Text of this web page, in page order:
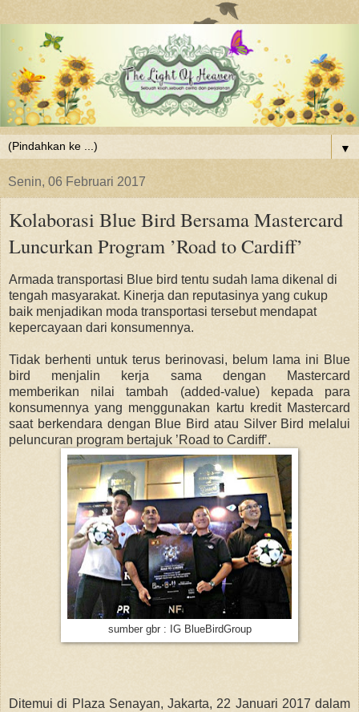
▼
Senin, 06 Februari 2017
Kolaborasi Blue Bird Bersama Mastercard
Luncurkan Program ’Road to Cardiff’
Armada transportasi Blue bird tentu sudah lama dikenal di
tengah masyarakat. Kinerja dan reputasinya yang cukup
baik menjadikan moda transportasi tersebut mendapat
kepercayaan dari konsumennya.
Tidak berhenti untuk terus berinovasi, belum lama ini Blue
bird menjalin kerja sama dengan Mastercard
memberikan nilai tambah (added-value) kepada para
konsumennya yang menggunakan kartu kredit Mastercard
saat berkendara dengan Blue Bird atau Silver Bird melalui
peluncuran program bertajuk ’Road to Cardiff’.
sumber gbr : IG BlueBirdGroup
Ditemui di Plaza Senayan, Jakarta, 22 Januari 2017 dalam